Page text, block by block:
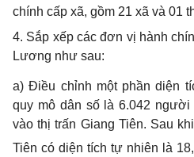
chính cấp xã, gồm 21 xã và 01
4. Sắp xếp các đơn vị hành
Lương như sau:
a)Điều chỉnh một phầndiện
quy mô dân số là6.042 người
vào thị trấn Giang Tiên. Sau
Tiên có diện tích tự nhiên là